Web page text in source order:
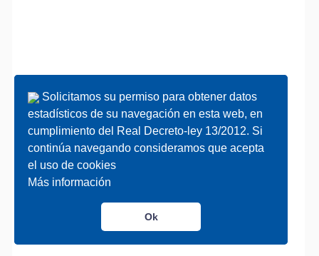
Solicitamos su permiso para obtener datos
estadísticos de su navegación en esta web, en
cumplimiento del Real Decreto-ley 13/2012. Si
continúa navegando consideramos que acepta
el uso de cookies
Más información
Ok
Solicitamos su permiso para obtener datos
estadísticos de su navegación en esta web, en
cumplimiento del Real Decreto-ley 13/2012. Si
continúa navegando consideramos que acepta
el uso de cookies
Más información
Ok